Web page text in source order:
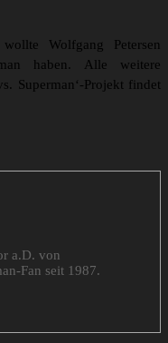
Wolfgang Petersen
haben. Alle weitere
Superman‘-Projekt findet
a.D. von
Fan seit 1987.